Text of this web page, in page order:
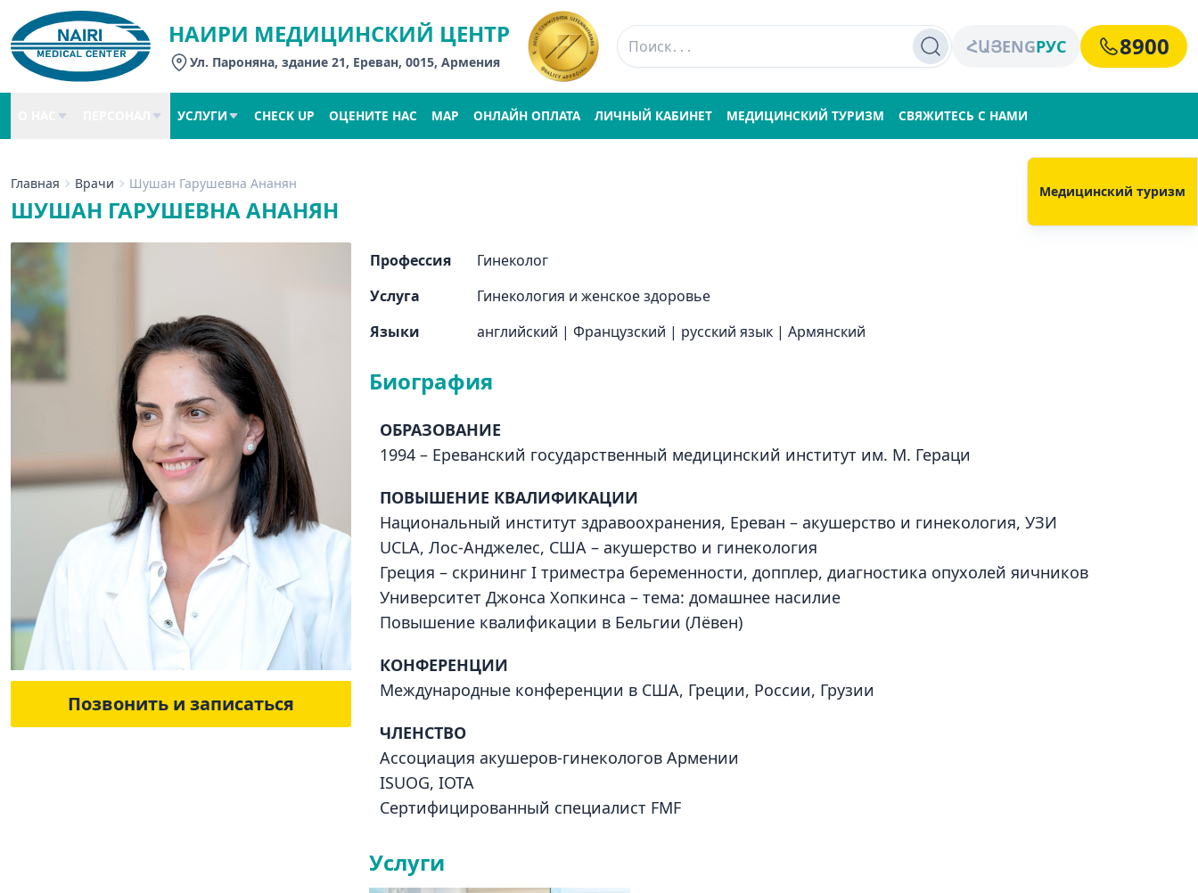
НАИРИ МЕДИЦИНСКИЙ ЦЕНТР
Ул. Пароняна, здание 21, Ереван, 0015, Армения
ՀԱՅENGРУС 8900
УСЛУГИ CHECK UP ОЦЕНИТЕ НАС MAP ОНЛАЙН ОПЛАТА ЛИЧНЫЙ КАБИНЕТ МЕДИЦИНСКИЙ ТУРИЗМ СВЯЖИТЕСЬ С НАМИ
Главная Врачи Шушан Гарушевна Ананян
ШУШАН ГАРУШЕВНА АНАНЯН
Позвонить и записаться
Профессия
Гинеколог
Услуга
Гинекология и женское здоровье
Языки
английский | Французский | русский язык | Армянский
Биография
ОБРАЗОВАНИЕ
1994 – Ереванский государственный медицинский институт им. М. Гераци
ПОВЫШЕНИЕ КВАЛИФИКАЦИИ
Национальный институт здравоохранения, Ереван – акушерство и гинекология, УЗИ
UCLA, Лос-Анджелес, США – акушерство и гинекология
Греция – скрининг I триместра беременности, допплер, диагностика опухолей яичников
Университет Джонса Хопкинса – тема: домашнее насилие
Повышение квалификации в Бельгии (Лёвен)
КОНФЕРЕНЦИИ
Международные конференции в США, Греции, России, Грузии
ЧЛЕНСТВО
Ассоциация акушеров-гинекологов Армении
ISUOG, IOTA
Сертифицированный специалист FMF
Услуги
Медицинский туризм